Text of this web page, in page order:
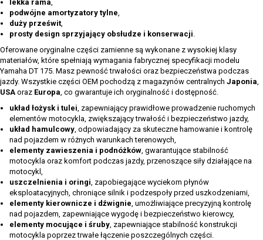
lekka rama,
podwójne amortyzatory tylne,
duży prześwit,
prosty design sprzyjający obsłudze i konserwacji.
Oferowane oryginalne części zamienne są wykonane z wysokiej klasy
materiałów, które spełniają wymagania fabrycznej specyfikacji modelu
Yamaha DT 175. Masz pewność trwałości oraz bezpieczeństwa podczas
jazdy. Wszystkie części OEM pochodzą z magazynów centralnych Japonia,
USA oraz Europa, co gwarantuje ich oryginalność i dostępność.
układ łożysk i tulei, zapewniający prawidłowe prowadzenie ruchomych
elementów motocykla, zwiększający trwałość i bezpieczeństwo jazdy,
układ hamulcowy, odpowiadający za skuteczne hamowanie i kontrolę
nad pojazdem w różnych warunkach terenowych,
elementy zawieszenia i podnóżków, gwarantujące stabilność
motocykla oraz komfort podczas jazdy, przenoszące siły działające na
motocykl,
uszczelnienia i oringi, zapobiegające wyciekom płynów
eksploatacyjnych, chroniące silnik i podzespoły przed uszkodzeniami,
elementy kierownicze i dźwignie, umożliwiające precyzyjną kontrolę
nad pojazdem, zapewniające wygodę i bezpieczeństwo kierowcy,
elementy mocujące i śruby, zapewniające stabilność konstrukcji
motocykla poprzez trwałe łączenie poszczególnych części.